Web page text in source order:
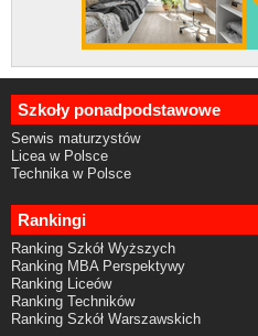
Szkoły ponadpodstawowe
Serwis maturzystów
Licea w Polsce
Technika w Polsce
Rankingi
Ranking Szkół Wyższych
Ranking MBA Perspektywy
Ranking Liceów
Ranking Techników
Ranking Szkół Warszawskich